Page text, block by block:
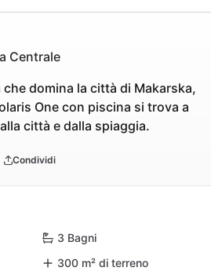
Centrale
domina la città di Makarska,
One con piscina si trova a
città e dalla spiaggia.
Condividi
3 Bagni
300 m² di terreno